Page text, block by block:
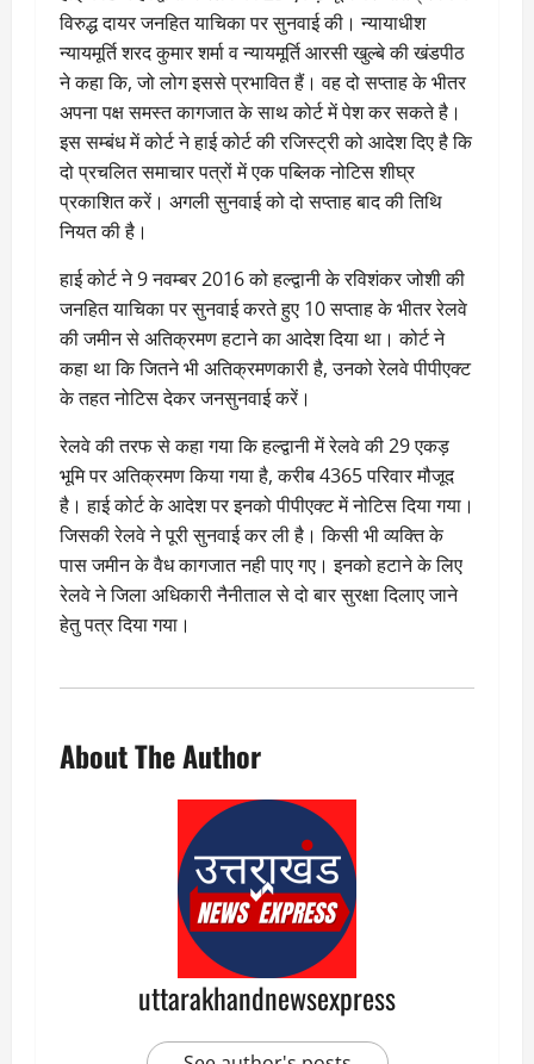
विरुद्ध दायर जनहित याचिका पर सुनवाई की। न्यायाधीश
न्यायमूर्ति शरद कुमार शर्मा व न्यायमूर्ति आरसी खुल्बे की खंडपीठ
ने कहा कि, जो लोग इससे प्रभावित हैं। वह दो सप्ताह के भीतर
अपना पक्ष समस्त कागजात के साथ कोर्ट में पेश कर सकते है।
इस सम्बंध में कोर्ट ने हाई कोर्ट की रजिस्ट्री को आदेश दिए है कि
दो प्रचलित समाचार पत्रों में एक पब्लिक नोटिस शीघ्र
प्रकाशित करें। अगली सुनवाई को दो सप्ताह बाद की तिथि
नियत की है।
हाई कोर्ट ने 9 नवम्बर 2016 को हल्द्वानी के रविशंकर जोशी की
जनहित याचिका पर सुनवाई करते हुए 10 सप्ताह के भीतर रेलवे
की जमीन से अतिक्रमण हटाने का आदेश दिया था। कोर्ट ने
कहा था कि जितने भी अतिक्रमणकारी है, उनको रेलवे पीपीएक्ट
के तहत नोटिस देकर जनसुनवाई करें।
रेलवे की तरफ से कहा गया कि हल्द्वानी में रेलवे की 29 एकड़
भूमि पर अतिक्रमण किया गया है, करीब 4365 परिवार मौजूद
है। हाई कोर्ट के आदेश पर इनको पीपीएक्ट में नोटिस दिया गया।
जिसकी रेलवे ने पूरी सुनवाई कर ली है। किसी भी व्यक्ति के
पास जमीन के वैध कागजात नही पाए गए। इनको हटाने के लिए
रेलवे ने जिला अधिकारी नैनीताल से दो बार सुरक्षा दिलाए जाने
हेतु पत्र दिया गया।
About The Author
uttarakhandnewsexpress